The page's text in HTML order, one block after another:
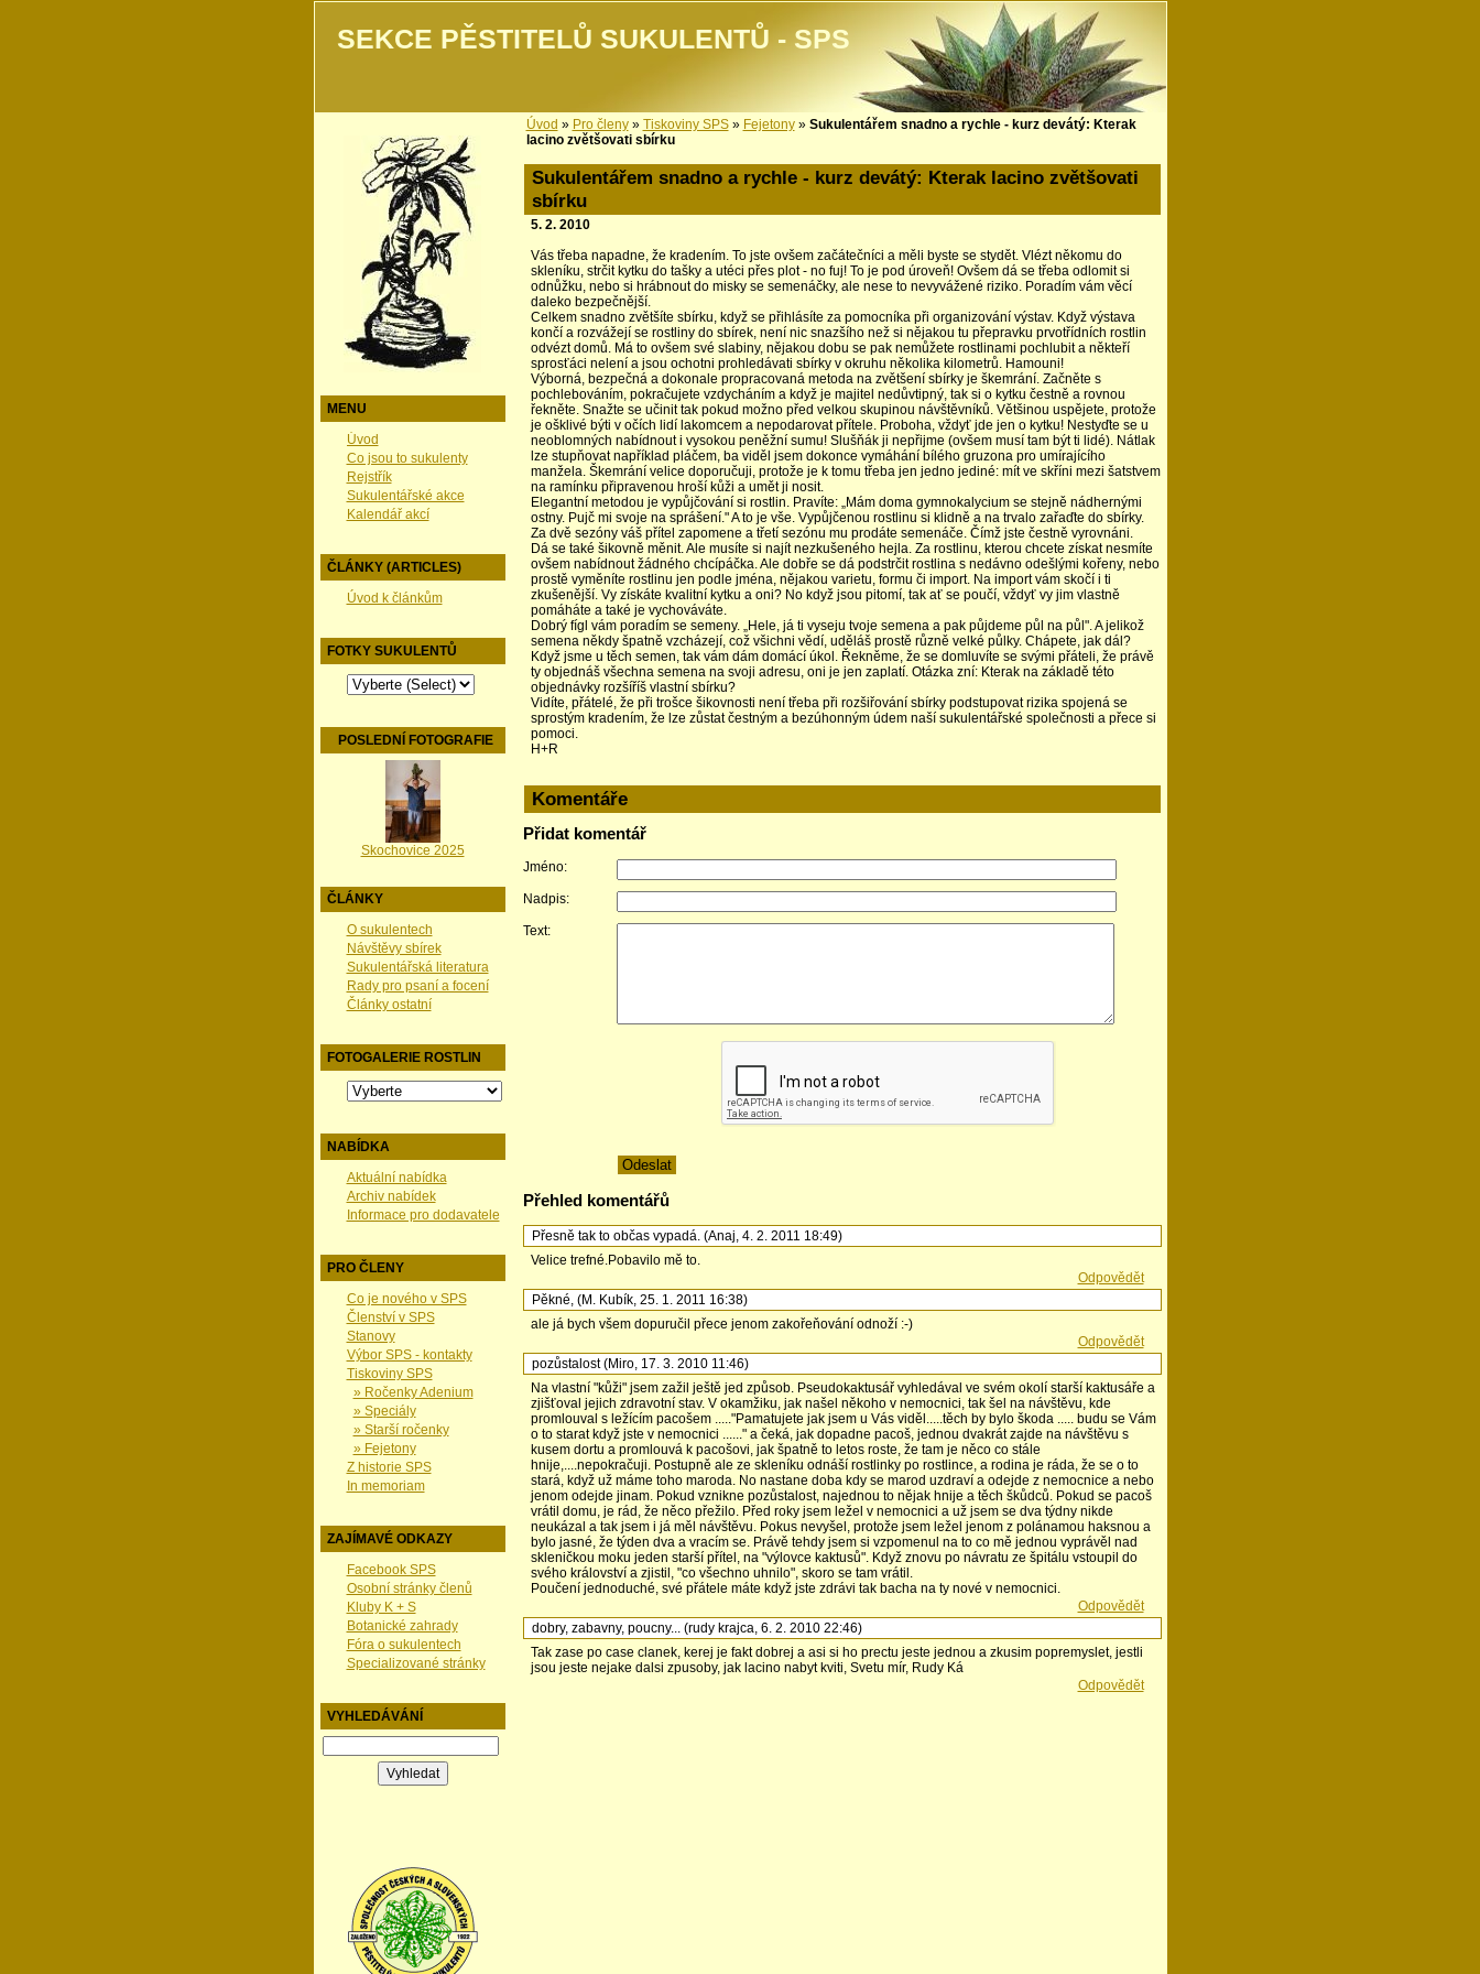
SEKCE PĚSTITELŮ SUKULENTŮ - SPS
MENU
Úvod
Co jsou to sukulenty
Rejstřík
Sukulentářské akce
Kalendář akcí
ČLÁNKY (ARTICLES)
Úvod k článkům
FOTKY SUKULENTŮ
POSLEDNÍ FOTOGRAFIE
Skochovice 2025
ČLÁNKY
O sukulentech
Návštěvy sbírek
Sukulentářská literatura
Rady pro psaní a focení
Články ostatní
FOTOGALERIE ROSTLIN
NABÍDKA
Aktuální nabídka
Archiv nabídek
Informace pro dodavatele
PRO ČLENY
Co je nového v SPS
Členství v SPS
Stanovy
Výbor SPS - kontakty
Tiskoviny SPS
» Ročenky Adenium
» Speciály
» Starší ročenky
» Fejetony
Z historie SPS
In memoriam
ZAJÍMAVÉ ODKAZY
Facebook SPS
Osobní stránky členů
Kluby K + S
Botanické zahrady
Fóra o sukulentech
Specializované stránky
VYHLEDÁVÁNÍ
Úvod » Pro členy» Tiskoviny SPS» Fejetony» Sukulentářem snadno a rychle - kurz devátý: Kterak
lacino zvětšovati sbírku
Sukulentářem snadno a rychle - kurz devátý: Kterak lacino zvětšovati
sbírku
5. 2. 2010
Vás třeba napadne, že kradením. To jste ovšem začátečníci a měli byste se stydět. Vlézt někomu do
skleníku, strčit kytku do tašky a utéci přes plot - no fuj! To je pod úroveň! Ovšem dá se třeba odlomit si
odnůžku, nebo si hrábnout do misky se semenáčky, ale nese to nevyvážené riziko. Poradím vám věcí
daleko bezpečnější.
Celkem snadno zvětšíte sbírku, když se přihlásíte za pomocníka při organizování výstav. Když výstava
končí a rozvážejí se rostliny do sbírek, není nic snazšího než si nějakou tu přepravku prvotřídních rostlin
odvézt domů. Má to ovšem své slabiny, nějakou dobu se pak nemůžete rostlinami pochlubit a někteří
sprosťáci nelení a jsou ochotni prohledávati sbírky v okruhu několika kilometrů. Hamouni!
Výborná, bezpečná a dokonale propracovaná metoda na zvětšení sbírky je škemrání. Začněte s
pochlebováním, pokračujete vzdycháním a když je majitel nedůvtipný, tak si o kytku čestně a rovnou
řekněte. Snažte se učinit tak pokud možno před velkou skupinou návštěvníků. Většinou uspějete, protože
je ošklivé býti v očích lidí lakomcem a nepodarovat přítele. Proboha, vždyť jde jen o kytku! Nestyďte se u
neoblomných nabídnout i vysokou peněžní sumu! Slušňák ji nepřijme (ovšem musí tam být ti lidé). Nátlak
lze stupňovat například pláčem, ba viděl jsem dokonce vymáhání bílého gruzona pro umírajícího
manžela. Škemrání velice doporučuji, protože je k tomu třeba jen jedno jediné: mít ve skříni mezi šatstvem
na ramínku připravenou hroší kůži a umět ji nosit.
Elegantní metodou je vypůjčování si rostlin. Pravíte: „Mám doma gymnokalycium se stejně nádhernými
ostny. Pujč mi svoje na sprášení." A to je vše. Vypůjčenou rostlinu si klidně a na trvalo zařaďte do sbírky.
Za dvě sezóny váš přítel zapomene a třetí sezónu mu prodáte semenáče. Čímž jste čestně vyrovnáni.
Dá se také šikovně měnit. Ale musíte si najít nezkušeného hejla. Za rostlinu, kterou chcete získat nesmíte
ovšem nabídnout žádného chcípáčka. Ale dobře se dá podstrčit rostlina s nedávno odešlými kořeny, nebo
prostě vyměníte rostlinu jen podle jména, nějakou varietu, formu či import. Na import vám skočí i ti
zkušenější. Vy získáte kvalitní kytku a oni? No když jsou pitomí, tak ať se poučí, vždyť vy jim vlastně
pomáháte a také je vychováváte.
Dobrý fígl vám poradím se semeny. „Hele, já ti vyseju tvoje semena a pak půjdeme půl na půl". A jelikož
semena někdy špatně vzcházejí, což všichni vědí, uděláš prostě různě velké půlky. Chápete, jak dál?
Když jsme u těch semen, tak vám dám domácí úkol. Řekněme, že se domluvíte se svými přáteli, že právě
ty objednáš všechna semena na svoji adresu, oni je jen zaplatí. Otázka zní: Kterak na základě této
objednávky rozšíříš vlastní sbírku?
Vidíte, přátelé, že při trošce šikovnosti není třeba při rozšiřování sbírky podstupovat rizika spojená se
sprostým kradením, že lze zůstat čestným a bezúhonným údem naší sukulentářské společnosti a přece si
pomoci.
H+R
Komentáře
Přidat komentář
Jméno:
Nadpis:
Text:
Přehled komentářů
Přesně tak to občas vypadá.(Anaj, 4. 2. 2011 18:49)
Velice trefné.Pobavilo mě to.
Odpovědět
Pěkné,(M. Kubík, 25. 1. 2011 16:38)
ale já bych všem dopuručil přece jenom zakořeňování odnoží :-)
Odpovědět
pozůstalost(Miro, 17. 3. 2010 11:46)
Na vlastní "kůži" jsem zažil ještě jed způsob. Pseudokaktusář vyhledával ve svém okolí starší kaktusáře a
zjišťoval jejich zdravotní stav. V okamžiku, jak našel někoho v nemocnici, tak šel na návštěvu, kde
promlouval s ležícím pacošem ....."Pamatujete jak jsem u Vás viděl.....těch by bylo škoda ..... budu se Vám
o to starat když jste v nemocnici ......" a čeká, jak dopadne pacoš, jednou dvakrát zajde na návštěvu s
kusem dortu a promlouvá k pacošovi, jak špatně to letos roste, že tam je něco co stále
hnije,....nepokračuji. Postupně ale ze skleníku odnáší rostlinky po rostlince, a rodina je ráda, že se o to
stará, když už máme toho maroda. No nastane doba kdy se marod uzdraví a odejde z nemocnice a nebo
jenom odejde jinam. Pokud vznikne pozůstalost, najednou to nějak hnije a těch škůdců. Pokud se pacoš
vrátil domu, je rád, že něco přežilo. Před roky jsem ležel v nemocnici a už jsem se dva týdny nikde
neukázal a tak jsem i já měl návštěvu. Pokus nevyšel, protože jsem ležel jenom z polánamou haksnou a
bylo jasné, že týden dva a vracím se. Právě tehdy jsem si vzpomenul na to co mě jednou vyprávěl nad
skleničkou moku jeden starší přítel, na "výlovce kaktusů". Když znovu po návratu ze špitálu vstoupil do
svého království a zjistil, "co všechno uhnilo", skoro se tam vrátil.
Poučení jednoduché, své přátele máte když jste zdrávi tak bacha na ty nové v nemocnici.
Odpovědět
dobry, zabavny, poucny...(rudy krajca, 6. 2. 2010 22:46)
Tak zase po case clanek, kerej je fakt dobrej a asi si ho prectu jeste jednou a zkusim popremyslet, jestli
jsou jeste nejake dalsi zpusoby, jak lacino nabyt kviti, Svetu mír, Rudy Ká
Odpovědět